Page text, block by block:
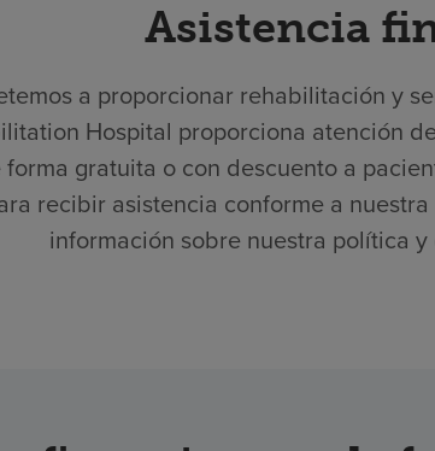
Asistencia
a proporcionar rehabilitación y
Hospital proporciona atención
gratuita o con descuento a
recibir asistencia conforme a
información sobre nuestra política